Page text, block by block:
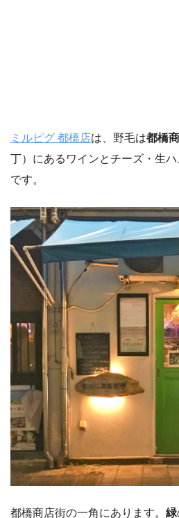
ミルピグ 都橋店は、野毛は都橋
丁）にあるワインとチーズ・生
です。
都橋商店街の一角にあります。 緑